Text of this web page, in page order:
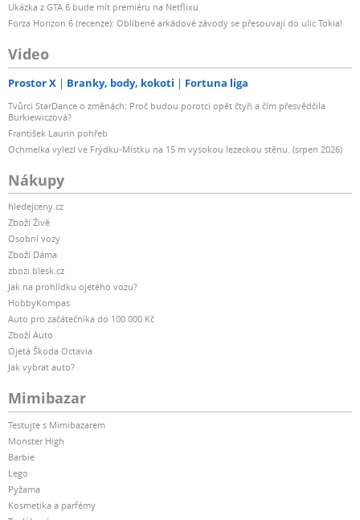
Ukázka z GTA 6 bude mít premiéru na Netflixu
Forza Horizon 6 (recenze): Oblíbené arkádové závody se přesouvají do ulic Tokia!
Video
Prostor X Branky, body, kokoti Fortuna liga
Tvůrci StarDance o změnách: Proč budou porotci opět čtyři a čím přesvědčila
Burkiewiczová?
František Laurin pohřeb
Ochmelka vylezl ve Frýdku-Místku na 15 m vysokou lezeckou stěnu. (srpen 2026)
Nákupy
hledejceny.cz
Zboží Živě
Osobní vozy
Zboží Dáma
zbozi.blesk.cz
Jak na prohlídku ojetého vozu?
HobbyKompas
Auto pro začátečníka do 100 000 Kč
Zboží Auto
Ojetá Škoda Octavia
Jak vybrat auto?
Mimibazar
Testujte s Mimibazarem
Monster High
Barbie
Lego
Pyžama
Kosmetika a parfémy